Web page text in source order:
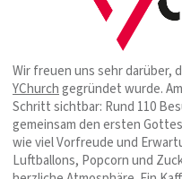
Wir freuen uns sehr darüber,
YChurchgegründet wurde.
Schritt sichtbar: Rund 110
gemeinsam den ersten
wie viel Vorfreude und
Luftballons, Popcorn und